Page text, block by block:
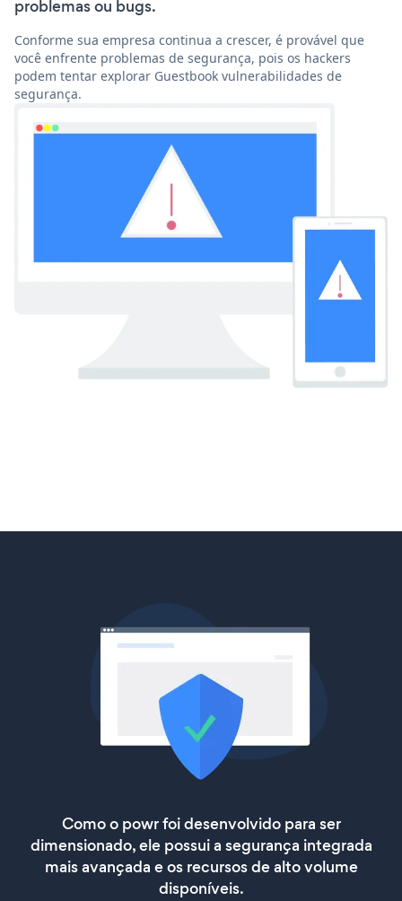
problemas ou bugs.
Conforme sua empresa continua a crescer, é provável que
você enfrente problemas de segurança, pois os hackers
podem tentar explorar Guestbook vulnerabilidades de
segurança.
Como o powr foi desenvolvido para ser
dimensionado, ele possui a segurança integrada
mais avançada e os recursos de alto volume
disponíveis.